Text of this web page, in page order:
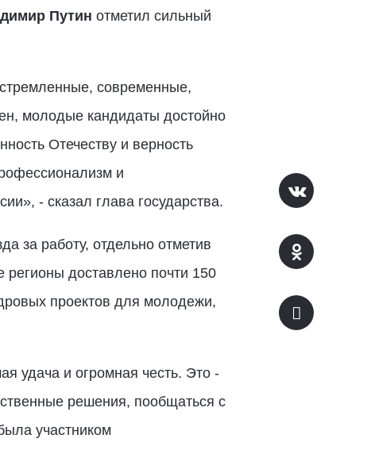
Путин отметил сильный
современные,
молодые кандидаты достойно
Отечеству и верность
и
- сказал глава государства.
за работу, отдельно отметив
регионы доставлено почти 150
проектов для молодежи,
удача и огромная честь. Это -
решения, пообщаться с
участником